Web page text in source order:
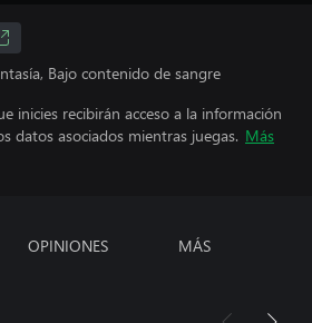
Bajo contenido de sangre
inicies recibirán acceso a la información
datos asociados mientras juegas. Más
OPINIONES MÁS